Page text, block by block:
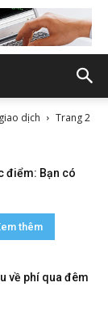
dịch Trang 2
điểm: Bạn có
thêm
về phí qua đêm